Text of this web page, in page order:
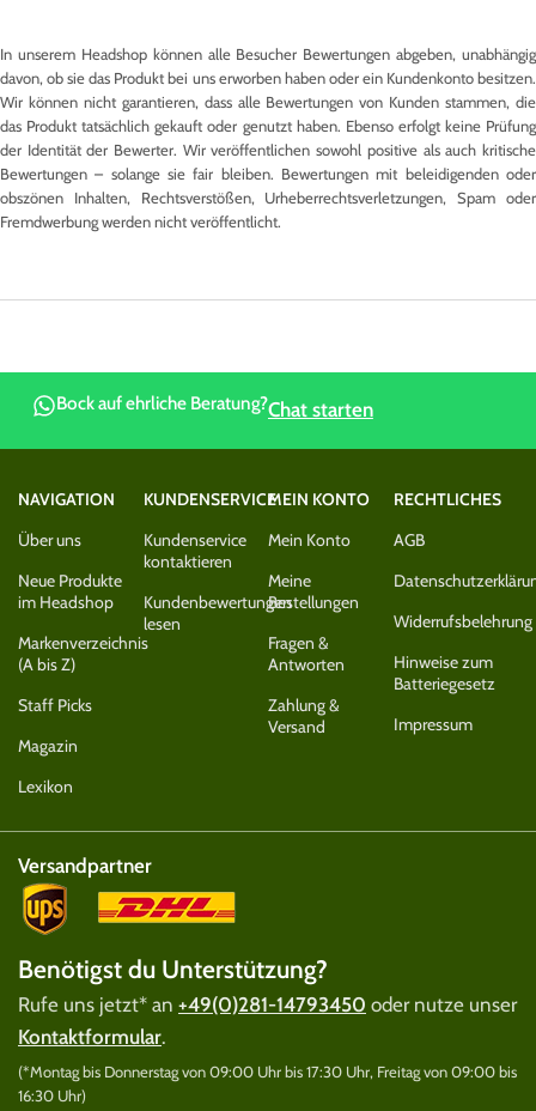
In unserem Headshop können alle Besucher Bewertungen abgeben, unabhängig
davon, ob sie das Produkt bei uns erworben haben oder ein Kundenkonto besitzen.
Wir können nicht garantieren, dass alle Bewertungen von Kunden stammen, die
das Produkt tatsächlich gekauft oder genutzt haben. Ebenso erfolgt keine Prüfung
der Identität der Bewerter. Wir veröffentlichen sowohl positive als auch kritische
Bewertungen – solange sie fair bleiben. Bewertungen mit beleidigenden oder
obszönen Inhalten, Rechtsverstößen, Urheberrechtsverletzungen, Spam oder
Fremdwerbung werden nicht veröffentlicht.
Bock auf ehrliche Beratung?Chat starten
NAVIGATION
Über uns
Neue Produkte
im Headshop
Markenverzeichnis
(A bis Z)
Staff Picks
Magazin
Lexikon
KUNDENSERVICE
Kundenservice
kontaktieren
Kundenbewertungen
lesen
MEIN KONTO
Mein Konto
Meine
Bestellungen
Fragen &
Antworten
Zahlung &
Versand
RECHTLICHES
AGB
Widerrufsbelehrung
Hinweise zum
Batteriegesetz
Impressum
Versandpartner
Benötigst du Unterstützung?
Rufe uns jetzt* an +49(0)281-14793450 oder nutze unser
Kontaktformular.
(*Montag bis Donnerstag von 09:00 Uhr bis 17:30 Uhr, Freitag von 09:00 bis
16:30 Uhr)